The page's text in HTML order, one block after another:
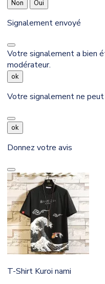
Non Oui
Signalement envoyé
Votre signalement a bien
modérateur.
ok
Votre signalement ne
ok
Donnez votre avis
T-Shirt Kuroi nami